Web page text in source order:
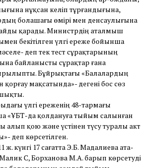
нұқсан келіп тұрғандығына,
болашағы өмірі мен денсаулығына
қарады. Министрдің аталмыш
бекітілген үлгі ереже бойынша
деп тек тест сұрақтарының
байланысты сұрақтар ғана
Бұйрықтағы «Балалардың
қорғау мақсатында»- дегені бос сөз
үлгі ереженің 48-тармағы
«ҰБТ-да қолдануға тыйым салынған
алып қою және үстінен түсу туралы акт
деп көрсетілген.
ж. күнгі 17 сағатта Э.Б. Мадалиева ата-
С, Борханова М.А. барып көрсетуді